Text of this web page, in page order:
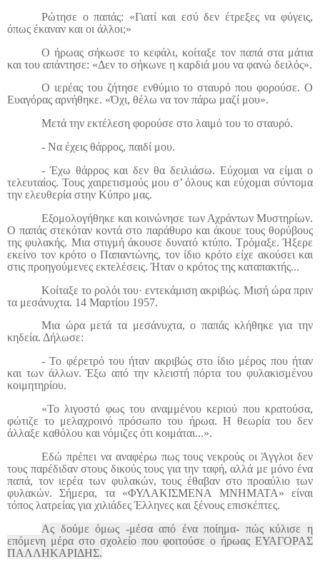
Ρώτησε ο παπάς: «Γιατί και εσύ δεν έτρεξες να φύγεις,
όπως έκαναν και οι άλλοι;»
Ο ήρωας σήκωσε το κεφάλι, κοίταξε τον παπά στα μάτια
και του απάντησε: «Δεν το σήκωνε η καρδιά μου να φανώ δειλός».
Ο ιερέας του ζήτησε ενθύμιο το σταυρό που φορούσε. Ο
Ευαγόρας αρνήθηκε. «Όχι, θέλω να τον πάρω μαζί μου».
Μετά την εκτέλεση φορούσε στο λαιμό του το σταυρό.
- Να έχεις θάρρος, παιδί μου.
- Έχω θάρρος και δεν θα δειλιάσω. Εύχομαι να είμαι ο
τελευταίος. Τους χαιρετισμούς μου σ’ όλους και εύχομαι σύντομα
την ελευθερία στην Κύπρο μας.
Εξομολογήθηκε και κοινώνησε των Αχράντων Μυστηρίων.
Ο παπάς στεκόταν κοντά στο παράθυρο και άκουε τους θορύβους
της φυλακής. Μια στιγμή άκουσε δυνατό κτύπο. Τρόμαξε. Ήξερε
εκείνο τον κρότο ο Παπαντώνης, τον ίδιο κρότο είχε ακούσει και
στις προηγούμενες εκτελέσεις. Ήταν ο κρότος της καταπακτής...
Κοίταξε το ρολόι του· εντεκάμιση ακριβώς. Μισή ώρα πριν
τα μεσάνυχτα. 14 Μαρτίου 1957.
Μια ώρα μετά τα μεσάνυχτα, ο παπάς κλήθηκε για την
κηδεία. Δήλωσε:
- Το φέρετρό του ήταν ακριβώς στο ίδιο μέρος που ήταν
και των άλλων. Έξω από την κλειστή πόρτα του φυλακισμένου
κοιμητηρίου.
«Το λιγοστό φως του αναμμένου κεριού που κρατούσα,
φώτιζε το μελαχροινό πρόσωπο του ήρωα. Η θεωρία του δεν
άλλαξε καθόλου και νόμιζες ότι κοιμάται...».
Εδώ πρέπει να αναφέρω πως τους νεκρούς οι Άγγλοι δεν
τους παρέδιδαν στους δικούς τους για την ταφή, αλλά με μόνο ένα
παπά, τον ιερέα των φυλακών, τους έθαβαν στο προαύλιο των
φυλακών. Σήμερα, τα «ΦΥΛΑΚΙΣΜΕΝΑ ΜΝΗΜΑΤΑ» είναι
τόπος λατρείας για χιλιάδες Έλληνες και ξένους επισκέπτες.
Ας δούμε όμως -μέσα από ένα ποίημα- πώς κύλισε η
επόμενη μέρα στο σχολείο που φοιτούσε ο ήρωας ΕΥΑΓΟΡΑΣ
ΠΑΛΛΗΚΑΡΙΔΗΣ.